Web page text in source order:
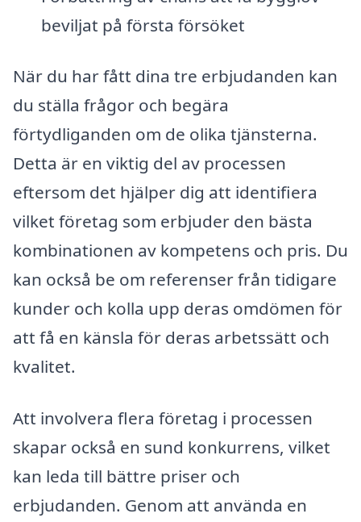
beviljat på första försöket
När du har fått dina tre erbjudanden kan
du ställa frågor och begära
förtydliganden om de olika tjänsterna.
Detta är en viktig del av processen
eftersom det hjälper dig att identifiera
vilket företag som erbjuder den bästa
kombinationen av kompetens och pris. Du
kan också be om referenser från tidigare
kunder och kolla upp deras omdömen för
att få en känsla för deras arbetssätt och
kvalitet.
Att involvera flera företag i processen
skapar också en sund konkurrens, vilket
kan leda till bättre priser och
erbjudanden. Genom att använda en